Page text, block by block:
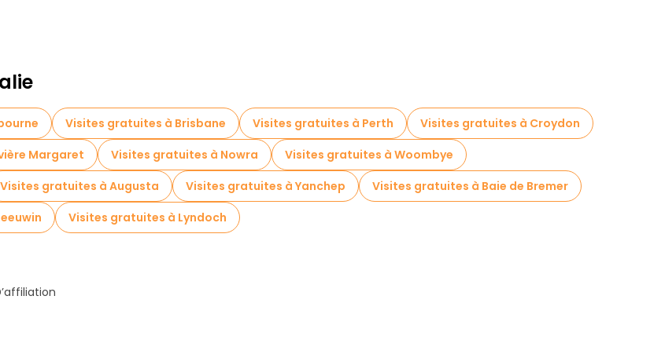
Visites gratuites à Brisbane Visites gratuites à Perth
Visites gratuites à Croydon
Margaret Visites gratuites à Nowra
Visites gratuites à Woombye
Visites gratuites à Augusta Visites gratuites à Yanchep
Visites gratuites à Baie de Bremer
Visites gratuites à Lyndoch